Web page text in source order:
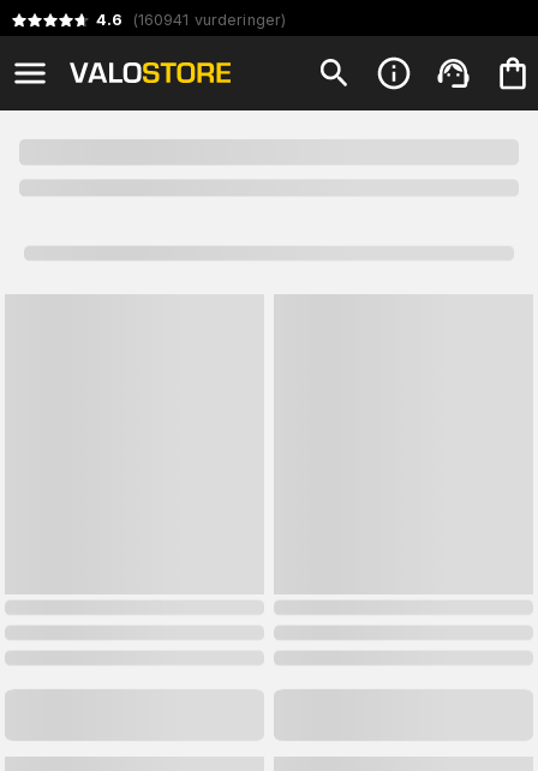
4.6 (160941 vurderinger)